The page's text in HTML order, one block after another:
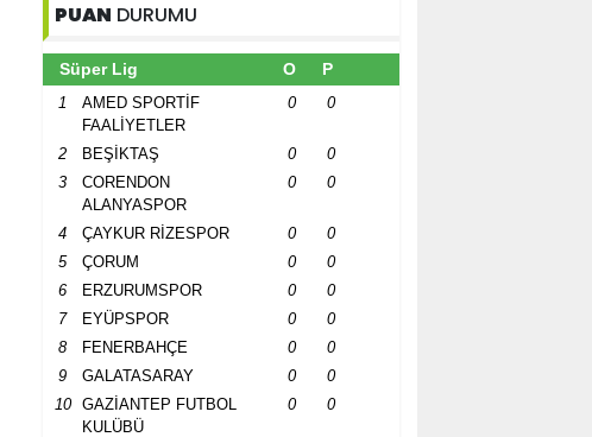
PUAN DURUMU
Süper Lig O P
1
AMED SPORTİF
FAALİYETLER
0 0
2 BEŞİKTAŞ 0
0
3
CORENDON
ALANYASPOR
0 0
4 ÇAYKUR RİZESPOR 0
0
5
ÇORUM 0
0
6
ERZURUMSPOR 0
0
7
EYÜPSPOR 0
0
8
FENERBAHÇE 0
0
9
GALATASARAY 0
0
10
GAZİANTEP FUTBOL
KULÜBÜ
0 0